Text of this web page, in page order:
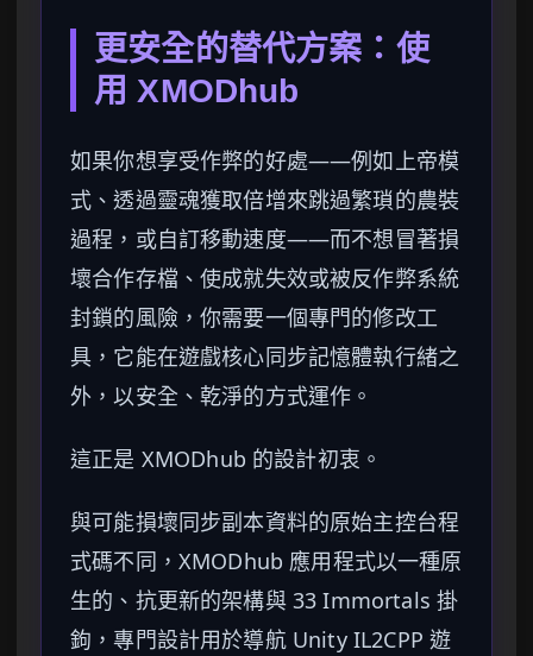
更安全的替代方案：使
用 XMODhub
如果你想享受作弊的好處——例如上帝模
式、透過靈魂獲取倍增來跳過繁瑣的農裝
過程，或自訂移動速度——而不想冒著損
壞合作存檔、使成就失效或被反作弊系統
封鎖的風險，你需要一個專門的修改工
具，它能在遊戲核心同步記憶體執行緒之
外，以安全、乾淨的方式運作。
這正是 XMODhub 的設計初衷。
與可能損壞同步副本資料的原始主控台程
式碼不同，XMODhub 應用程式以一種原
生的、抗更新的架構與 33 Immortals 掛
鉤，專門設計用於導航 Unity IL2CPP 遊